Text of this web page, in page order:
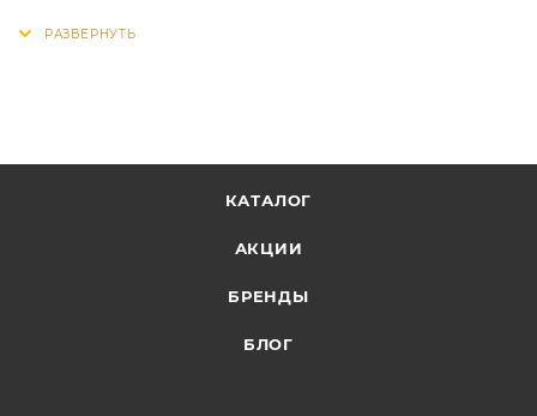
КАТАЛОГ
АКЦИИ
БРЕНДЫ
БЛОГ